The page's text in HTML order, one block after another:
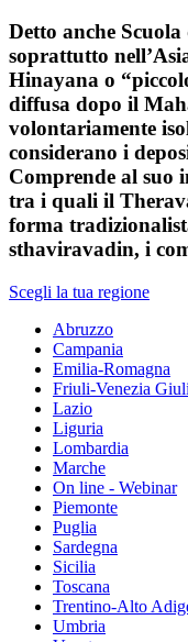
Detto anche
soprattutto
Hinayana o
diffusa dopo il
volontariamente
considerano i
Comprende al suo
tra i quali il
forma
sthaviravadin, i
Scegli la tua regione
Abruzzo
Campania
Emilia-Romagna
Friuli-Venezia
Lazio
Liguria
Lombardia
Marche
On line - Webinar
Piemonte
Puglia
Sardegna
Sicilia
Toscana
Trentino-Alto
Umbria